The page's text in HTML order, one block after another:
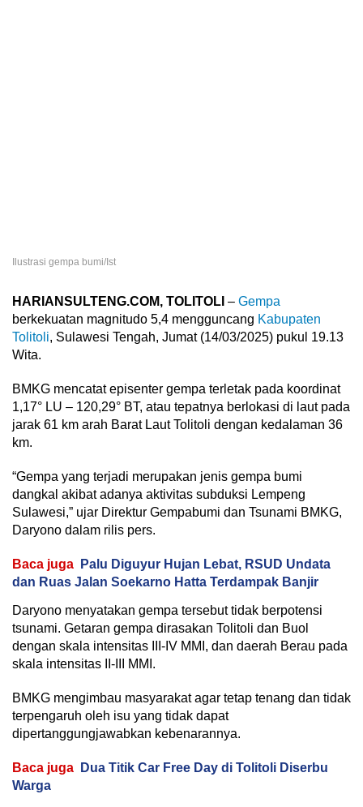
Ilustrasi gempa bumi/Ist
HARIANSULTENG.COM, TOLITOLI – Gempa
berkekuatan magnitudo 5,4 mengguncang Kabupaten
Tolitoli, Sulawesi Tengah, Jumat (14/03/2025) pukul 19.13
Wita.
BMKG mencatat episenter gempa terletak pada koordinat
1,17° LU – 120,29° BT, atau tepatnya berlokasi di laut pada
jarak 61 km arah Barat Laut Tolitoli dengan kedalaman 36
km.
“Gempa yang terjadi merupakan jenis gempa bumi
dangkal akibat adanya aktivitas subduksi Lempeng
Sulawesi,” ujar Direktur Gempabumi dan Tsunami BMKG,
Daryono dalam rilis pers.
Baca juga
Palu Diguyur Hujan Lebat, RSUD Undata
dan Ruas Jalan Soekarno Hatta Terdampak Banjir
Daryono menyatakan gempa tersebut tidak berpotensi
tsunami. Getaran gempa dirasakan Tolitoli dan Buol
dengan skala intensitas III-IV MMI, dan daerah Berau pada
skala intensitas II-III MMI.
BMKG mengimbau masyarakat agar tetap tenang dan tidak
terpengaruh oleh isu yang tidak dapat
dipertanggungjawabkan kebenarannya.
Baca juga
Dua Titik Car Free Day di Tolitoli Diserbu
Warga